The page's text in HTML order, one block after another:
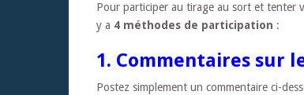
Pour participer au tirage au sort et tenter
y a 4 méthodes de participation :
1. Commentaires sur
Postez simplement un commentaire ci-